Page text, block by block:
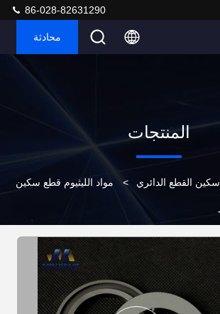
86-028-82631290
محادثة
المنتجات
سكين القطع الدائري > مواد الليثيوم قطع سكين